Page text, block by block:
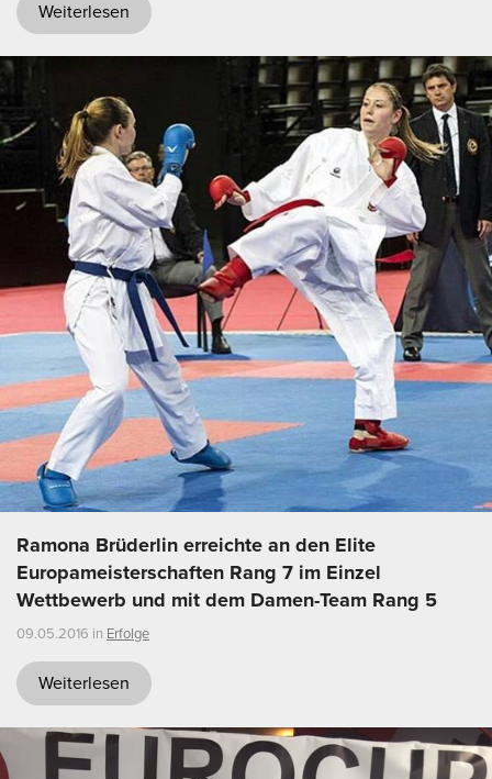
Weiterlesen
Ramona Brüderlin erreichte an den Elite
Europameisterschaften Rang 7 im Einzel
Wettbewerb und mit dem Damen-Team Rang 5
09.05.2016 in Erfolge
Weiterlesen